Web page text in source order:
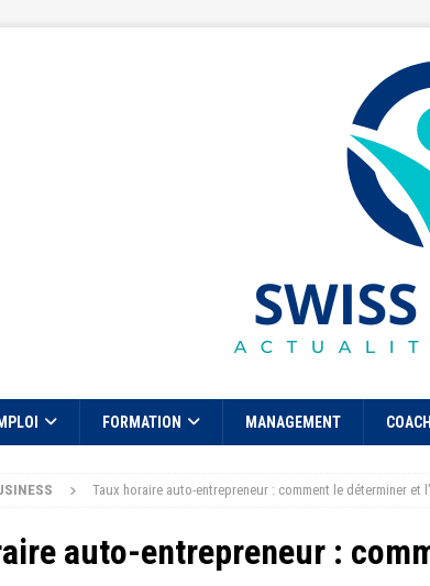
FORMATION MANAGEMENT
Taux horaire auto-entrepreneur : comment le déterminer et
auto-entrepreneur :